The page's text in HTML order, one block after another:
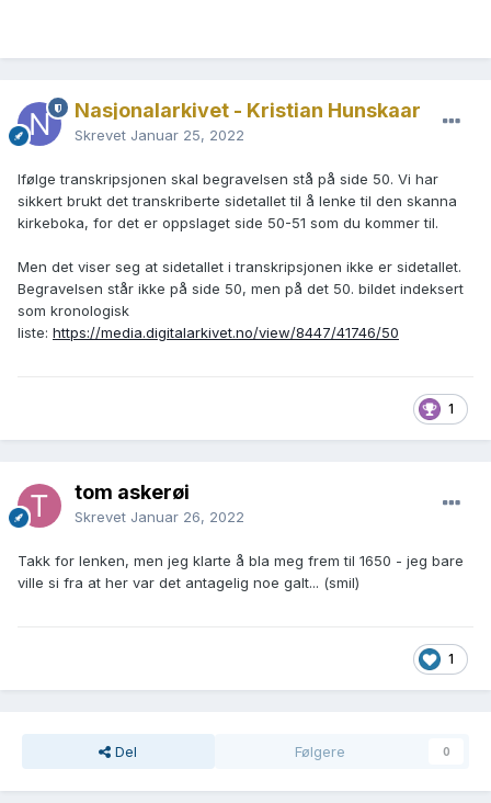
Nasjonalarkivet - Kristian Hunskaar
Skrevet Januar 25, 2022
Ifølge transkripsjonen skal begravelsen stå på side 50. Vi har
sikkert brukt det transkriberte sidetallet til å lenke til den skanna
kirkeboka, for det er oppslaget side 50-51 som du kommer til.
Men det viser seg at sidetallet i transkripsjonen ikke er sidetallet.
Begravelsen står ikke på side 50, men på det 50. bildet indeksert
som kronologisk
liste: https://media.digitalarkivet.no/view/8447/41746/50
1
tom askerøi
Skrevet Januar 26, 2022
Takk for lenken, men jeg klarte å bla meg frem til 1650 - jeg bare
ville si fra at her var det antagelig noe galt... (smil)
1
Del Følgere 0